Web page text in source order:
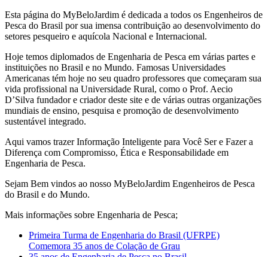
Esta página do MyBeloJardim é dedicada a todos os Engenheiros de
Pesca do Brasil por sua imensa contribuição ao desenvolvimento do
setores pesqueiro e aquícola Nacional e Internacional.
Hoje temos diplomados de Engenharia de Pesca em várias partes e
instituições no Brasil e no Mundo. Famosas Universidades
Americanas tém hoje no seu quadro professores que começaram sua
vida profissional na Universidade Rural, como o Prof. Aecio
D’Silva fundador e criador deste site e de várias outras organizações
mundiais de ensino, pesquisa e promoção de desenvolvimento
sustentável integrado.
Aqui vamos trazer Informação Inteligente para Você Ser e Fazer a
Diferença com Compromisso, Ética e Responsabilidade em
Engenharia de Pesca.
Sejam Bem vindos ao nosso MyBeloJardim Engenheiros de Pesca
do Brasil e do Mundo.
Mais informações sobre Engenharia de Pesca;
Primeira Turma de Engenharia do Brasil (UFRPE)
Comemora 35 anos de Colação de Grau